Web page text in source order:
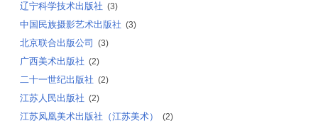
辽宁科学技术出版社 (3)
中国民族摄影艺术出版社 (3)
北京联合出版公司 (3)
广西美术出版社 (2)
二十一世纪出版社 (2)
江苏人民出版社 (2)
江苏凤凰美术出版社（江苏美术） (2)